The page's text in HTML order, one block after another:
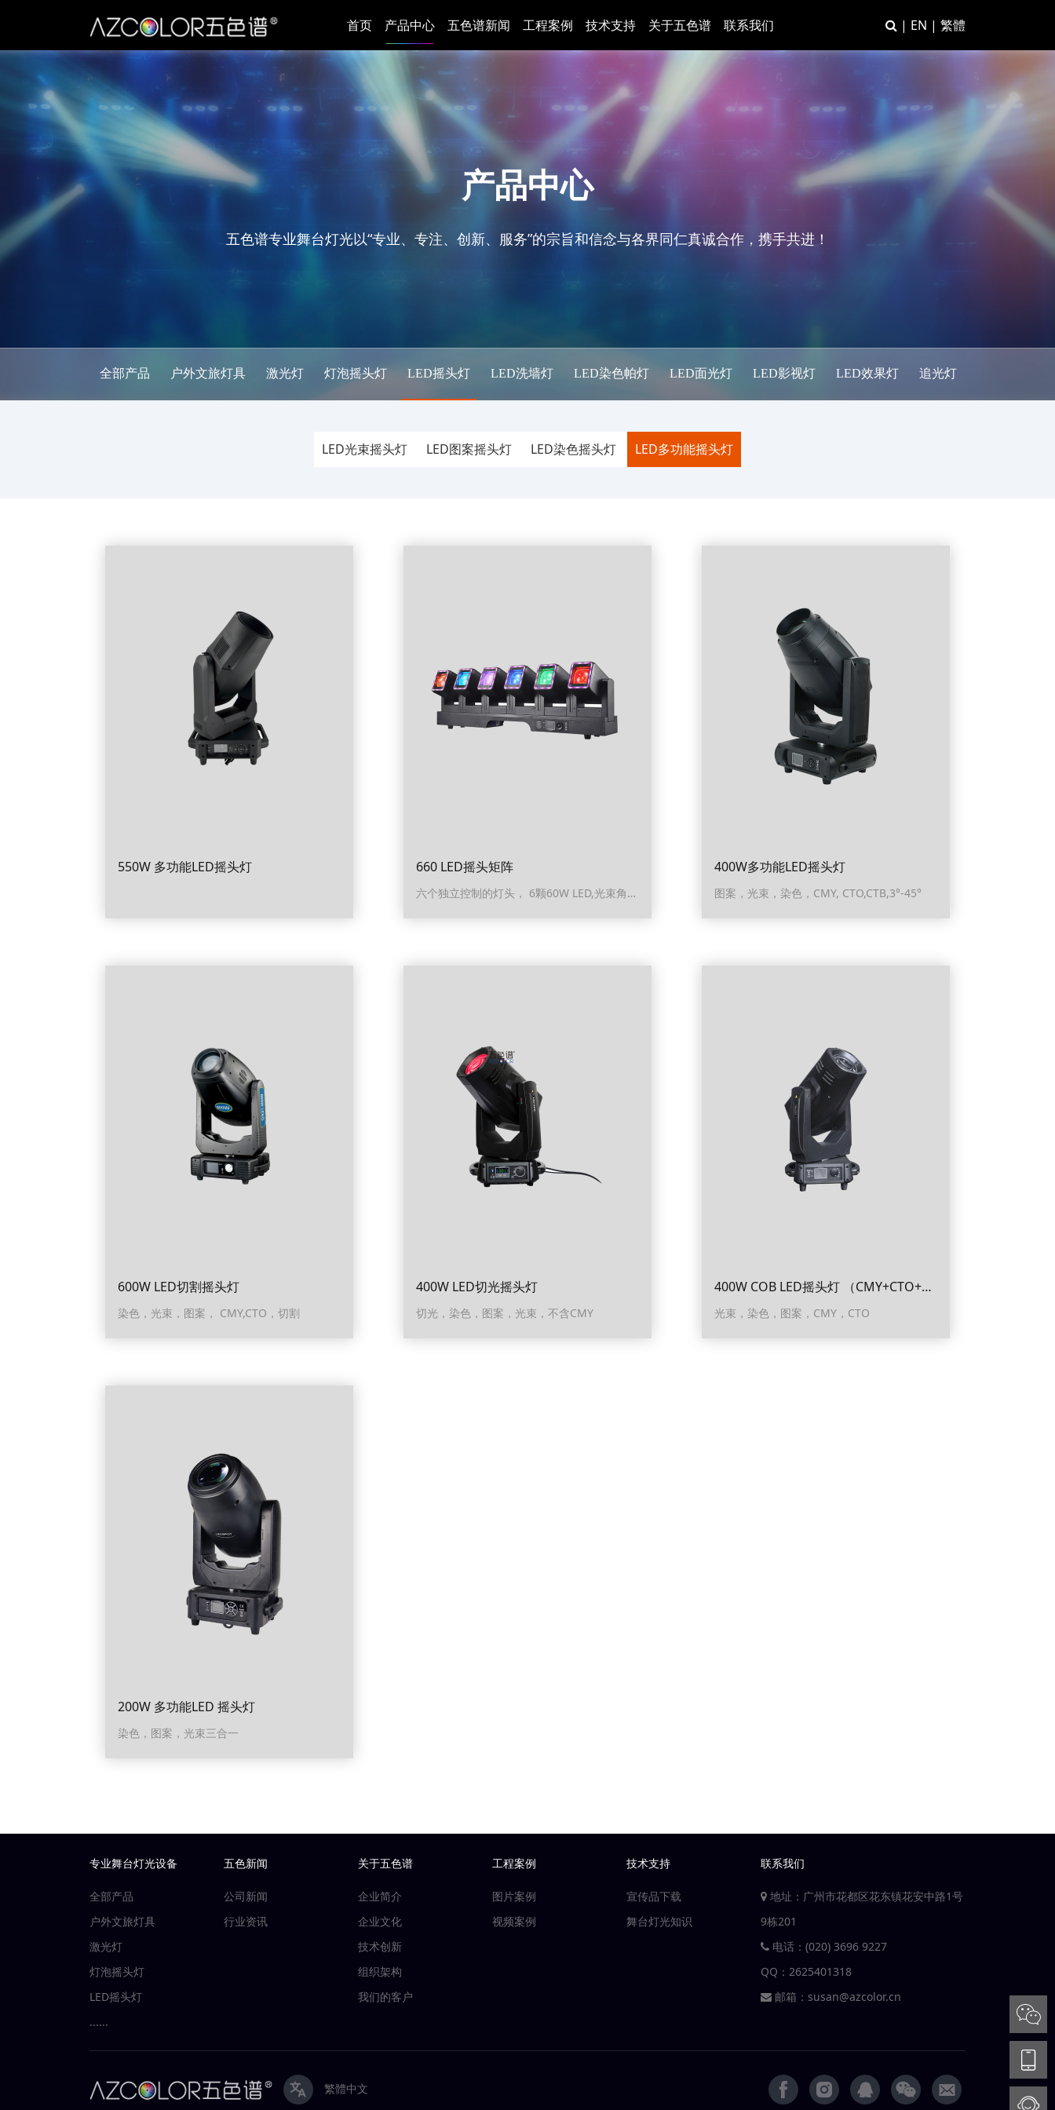
首页 产品中心 五色谱新闻 工程案例 技术支持 关于五色谱 联系我们 | EN | 繁體
产品中心
五色谱专业舞台灯光以“专业、专注、创新、服务”的宗旨和信念与各界同仁真诚合作，携手共进！
全部产品 户外文旅灯具 激光灯 灯泡摇头灯 LED摇头灯 LED洗墙灯 LED染色帕灯 LED面光灯 LED影视灯 LED效果灯 追光灯
LED光束摇头灯 LED图案摇头灯 LED染色摇头灯 LED多功能摇头灯
550W 多功能LED摇头灯 660 LED摇头矩阵
六个独立控制的灯头， 6颗60W LED,光束角度6°-32°，光斑角度4°-35°
400W多功能LED摇头灯
图案，光束，染色，CMY, CTO,CTB,3°-45°
600W LED切割摇头灯
染色，光束，图案， CMY,CTO，切割
400W LED切光摇头灯
切光，染色，图案，光束，不含CMY
400W COB LED摇头灯 （CMY+CTO+CTB）
光束，染色，图案，CMY，CTO
200W 多功能LED 摇头灯
染色，图案，光束三合一
专业舞台灯光设备
全部产品
户外文旅灯具
激光灯
灯泡摇头灯
LED摇头灯
......
五色新闻
公司新闻
行业资讯
关于五色谱
企业简介
企业文化
技术创新
组织架构
我们的客户
工程案例
图片案例
视频案例
技术支持
宣传品下载
舞台灯光知识
联系我们
地址：广州市花都区花东镇花安中路1号
9栋201
电话：(020) 3696 9227
QQ： 2625401318
邮箱： susan@azcolor.cn
繁體中文